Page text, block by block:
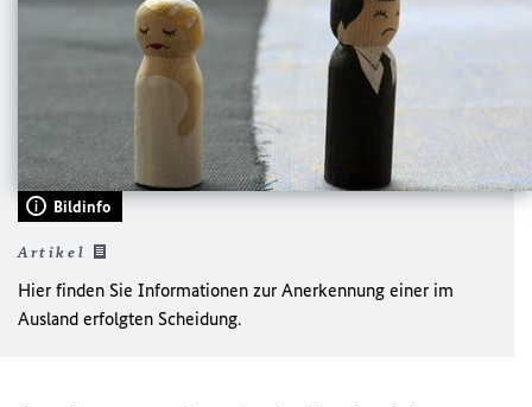
Bildinfo
Artikel
Hier finden Sie Informationen zur Anerkennung einer im
Ausland erfolgten Scheidung.